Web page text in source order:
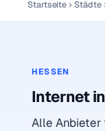
Startseite Städte
HESSEN
Internet in
Alle Anbieter